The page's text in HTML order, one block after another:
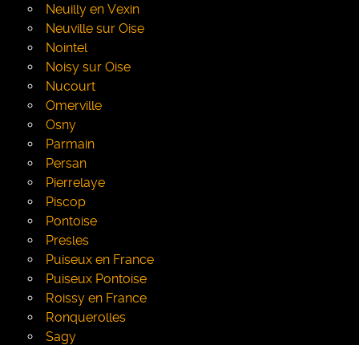
Neuilly en Vexin
Neuville sur Oise
Nointel
Noisy sur Oise
Nucourt
Omerville
Osny
Parmain
Persan
Pierrelaye
Piscop
Pontoise
Presles
Puiseux en France
Puiseux Pontoise
Roissy en France
Ronquerolles
Sagy